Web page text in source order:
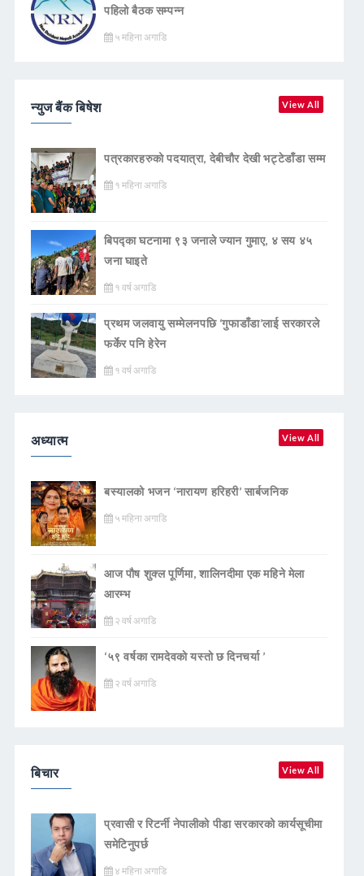
पहिलो बैठक सम्पन्न
५ महिना अगाडि
न्युज बैंक बिषेश View All
पत्रकारहरुको पदयात्रा, देबीचौर देखी भट्टेडाँडा सम्म
१ महिना अगाडि
बिपद्का घटनामा ९३ जनाले ज्यान गुमाए, ४ सय ४५
जना घाइते
१ वर्ष अगाडि
प्रथम जलवायु सम्मेलनपछि ‘गुफाडाँडा’लाई सरकारले
फर्केर पनि हेरेन
१ वर्ष अगाडि
अध्यात्म View All
बस्यालको भजन ‘नारायण हरिहरी’ सार्बजनिक
५ महिना अगाडि
आज पौष शुक्ल पूर्णिमा, शालिनदीमा एक महिने मेला
आरम्भ
२ वर्ष अगाडि
‘५९ वर्षका रामदेवकाे यस्ताे छ दिनचर्या ’
२ वर्ष अगाडि
बिचार View All
प्रवासी र रिटर्नी नेपालीको पीडा सरकारको कार्यसूचीमा
समेटिनुपर्छ
४ महिना अगाडि